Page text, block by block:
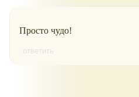
Просто чудо!
ответить